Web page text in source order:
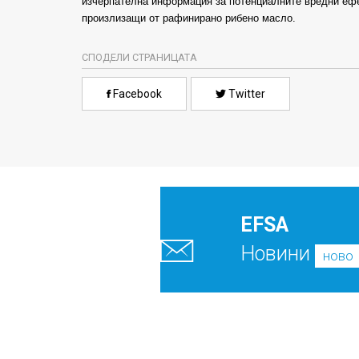
произлизащи от рафинирано рибено масло.
СПОДЕЛИ СТРАНИЦАТА
Facebook Twitter
EFSA
Новини
ново